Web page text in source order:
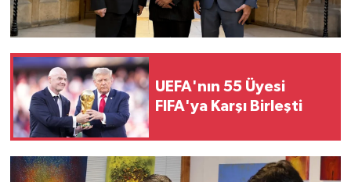
UEFA'nın 55 Üyesi
FIFA'ya Karşı Birleşti